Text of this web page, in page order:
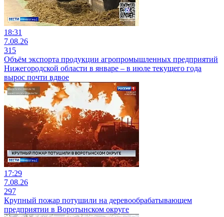
18:31
7.08.26
315
Объём экспорта продукции агропромышленных предприятий
Нижегородской области в январе – в июле текущего года
вырос почти вдвое
17:29
7.08.26
297
Крупный пожар потушили на деревообрабатывающем
предприятии в Воротынском округе